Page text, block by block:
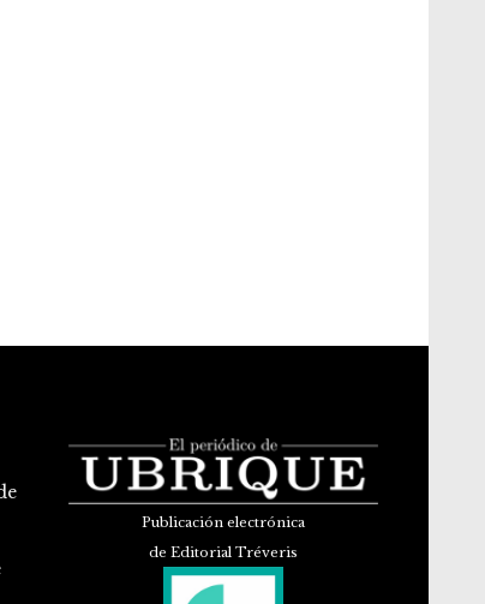
Publicación electrónica
de Editorial Tréveris